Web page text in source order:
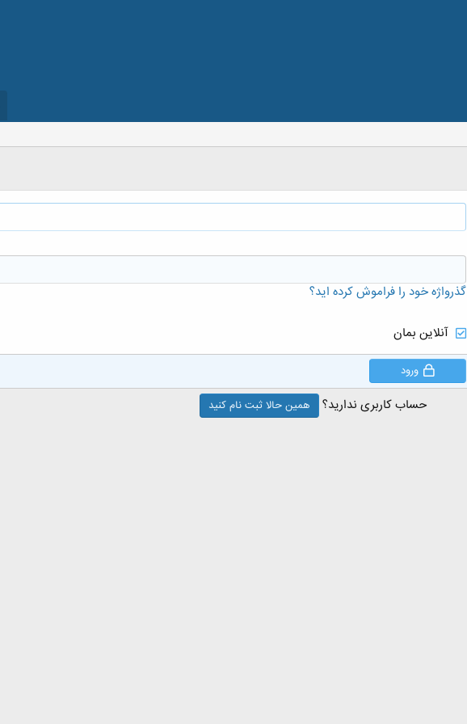
گذرواژه خود را فراموش کرده اید؟
آنلاین بمان
ورود
حساب کاربری ندارید؟ همین حالا ثبت نام کنید